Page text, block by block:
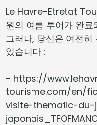
Le Havre-Etretat
원의 여름 투어가 완료
그러나, 당신은 여전
있습니다 :
- https://
tourisme.com/en/
visite-thematic-du-